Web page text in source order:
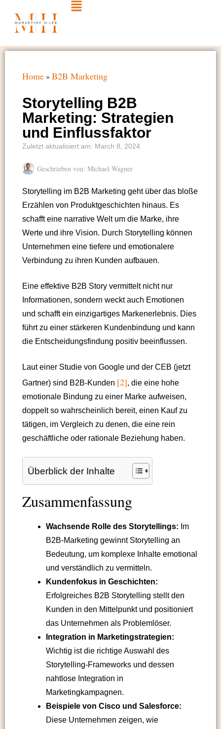
Home» B2B Marketing
Storytelling B2B
Marketing: Strategien
und Einflussfaktor
Zuletzt aktualisiert am: March 8, 2024
Geschrieben von: Michael Wagner
Storytelling im B2B Marketing geht über das bloße
Erzählen von Produktgeschichten hinaus. Es
schafft eine narrative Welt um die Marke, ihre
Werte und ihre Vision. Durch Storytelling können
Unternehmen eine tiefere und emotionalere
Verbindung zu ihren Kunden aufbauen.
Eine effektive B2B Story vermittelt nicht nur
Informationen, sondern weckt auch Emotionen
und schafft ein einzigartiges Markenerlebnis. Dies
führt zu einer stärkeren Kundenbindung und kann
die Entscheidungsfindung positiv beeinflussen.
Laut einer Studie von Google und der CEB (jetzt
Gartner) sind B2B-Kunden [2], die eine hohe
emotionale Bindung zu einer Marke aufweisen,
doppelt so wahrscheinlich bereit, einen Kauf zu
tätigen, im Vergleich zu denen, die eine rein
geschäftliche oder rationale Beziehung haben.
Überblick der Inhalte
Zusammenfassung
Wachsende Rolle des Storytellings: Im
B2B-Marketing gewinnt Storytelling an
Bedeutung, um komplexe Inhalte emotional
und verständlich zu vermitteln.
Kundenfokus in Geschichten:
Erfolgreiches B2B Storytelling stellt den
Kunden in den Mittelpunkt und positioniert
das Unternehmen als Problemlöser.
Integration in Marketingstrategien:
Wichtig ist die richtige Auswahl des
Storytelling-Frameworks und dessen
nahtlose Integration in
Marketingkampagnen.
Beispiele von Cisco und Salesforce:
Diese Unternehmen zeigen, wie